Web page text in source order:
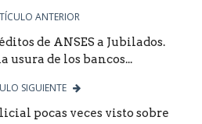
ANTERIOR
de ANSES a Jubilados.
usura de los bancos...
SIGUIENTE
pocas veces visto sobre